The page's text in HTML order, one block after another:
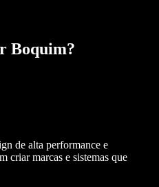
Boquim?
de alta performance e
criar marcas e sistemas que